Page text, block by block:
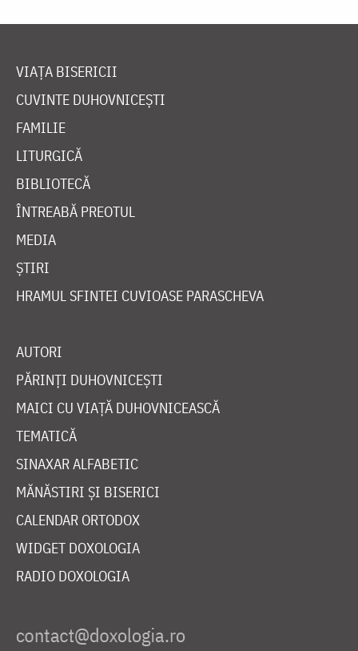
VIAȚA BISERICII
CUVINTE DUHOVNICEȘTI
FAMILIE
LITURGICĂ
BIBLIOTECĂ
ÎNTREABĂ PREOTUL
MEDIA
ȘTIRI
HRAMUL SFINTEI CUVIOASE PARASCHEVA
AUTORI
PĂRINȚI DUHOVNICEȘTI
MAICI CU VIAȚĂ DUHOVNICEASCĂ
TEMATICĂ
SINAXAR ALFABETIC
MĂNĂSTIRI ȘI BISERICI
CALENDAR ORTODOX
WIDGET DOXOLOGIA
RADIO DOXOLOGIA